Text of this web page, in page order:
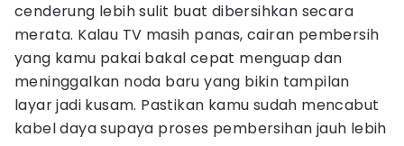
cenderung lebih sulit buat dibersihkan secara
merata. Kalau TV masih panas, cairan pembersih
yang kamu pakai bakal cepat menguap dan
meninggalkan noda baru yang bikin tampilan
layar jadi kusam. Pastikan kamu sudah mencabut
kabel daya supaya proses pembersihan jauh lebih